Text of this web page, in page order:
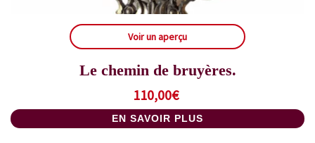
Voir un aperçu
Le chemin de bruyères.
110,00€
EN SAVOIR PLUS